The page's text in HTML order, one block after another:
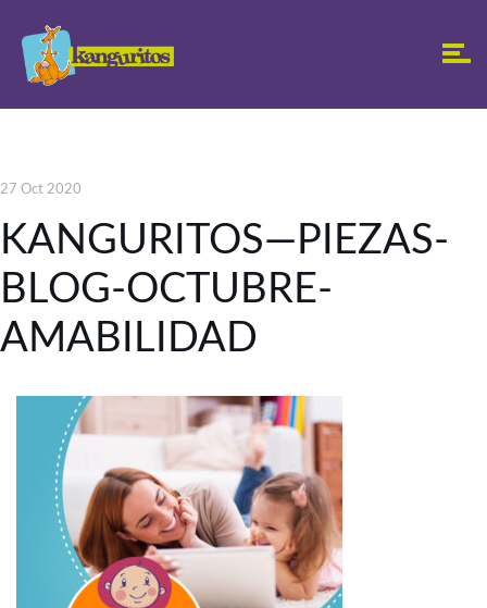
27 Oct 2020
KANGURITOS—PIEZAS-
BLOG-OCTUBRE-
AMABILIDAD